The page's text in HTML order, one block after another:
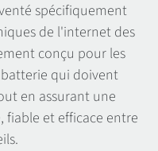
spécifiquement
de l'internet des
conçu pour les
qui doivent
en assurant une
et efficace entre